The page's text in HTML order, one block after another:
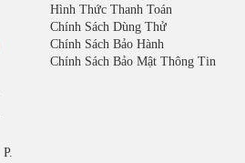
Hình Thức Thanh Toán
Chính Sách Dùng Thử
Chính Sách Bảo Hành
Chính Sách Bảo Mật Thông Tin